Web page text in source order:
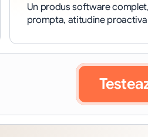
Un produs software
prompta, atitudine